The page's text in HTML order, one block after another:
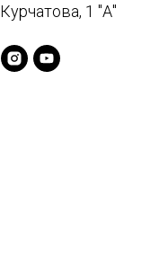
Курчатова, 1 "А"